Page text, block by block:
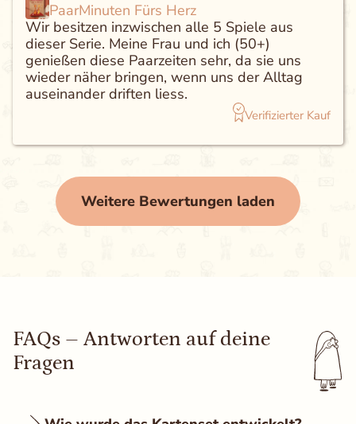
PaarMinuten Fürs Herz
Wir besitzen inzwischen alle 5 Spiele aus
dieser Serie. Meine Frau und ich (50+)
genießen diese Paarzeiten sehr, da sie uns
wieder näher bringen, wenn uns der Alltag
auseinander driften liess.
Verifizierter Kauf
Weitere Bewertungen laden
FAQs – Antworten auf deine
Fragen